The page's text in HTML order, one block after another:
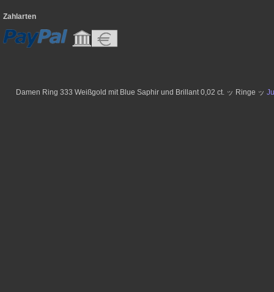
Zahlarten
Damen Ring 333 Weißgold mit Blue Saphir und Brillant 0,02 ct. ッ Ringe ッ